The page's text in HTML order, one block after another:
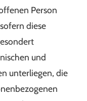
Person
diese
und
unterliegen, die